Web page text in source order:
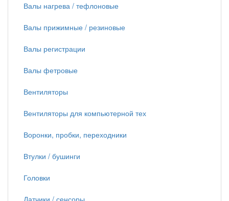
Валы нагрева / тефлоновые
Валы прижимные / резиновые
Валы регистрации
Валы фетровые
Вентиляторы
Вентиляторы для компьютерной тех
Воронки, пробки, переходники
Втулки / бушинги
Головки
Датчики / сенсоры